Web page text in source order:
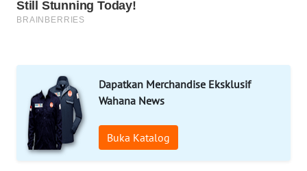
Dapatkan Merchandise Eksklusif
Wahana News
Buka Katalog
LPKKI
KOPEKLIN
PORTAL
KONSUMEN